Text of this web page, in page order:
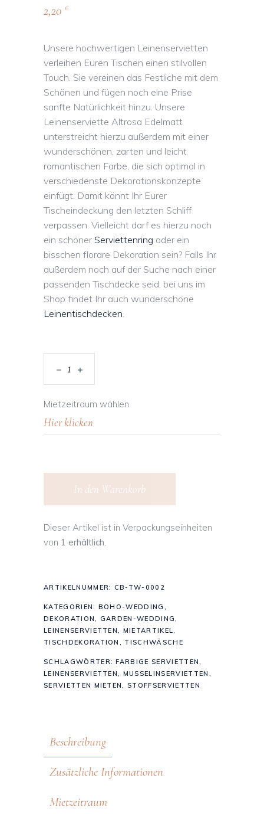
2,20 €
Unsere hochwertigen Leinenservietten
verleihen Euren Tischen einen stilvollen
Touch. Sie vereinen das Festliche mit dem
Schönen und fügen noch eine Prise
sanfte Natürlichkeit hinzu. Unsere
Leinenserviette Altrosa Edelmatt
unterstreicht hierzu außerdem mit einer
wunderschönen, zarten und leicht
romantischen Farbe, die sich optimal in
verschiedenste Dekorationskonzepte
einfügt. Damit könnt Ihr Eurer
Tischeindeckung den letzten Schliff
verpassen. Vielleicht darf es hierzu noch
ein schöner Serviettenring oder ein
bisschen florare Dekoration sein? Falls Ihr
außerdem noch auf der Suche nach einer
passenden Tischdecke seid, bei uns im
Shop findet Ihr auch wunderschöne
Leinentischdecken.
Mietzeitraum wählen
In den Warenkorb
Dieser Artikel ist in Verpackungseinheiten
von 1 erhältlich.
ARTIKELNUMMER: CB-TW-0002
KATEGORIEN: BOHO-WEDDING ,
DEKORATION, GARDEN-WEDDING,
LEINENSERVIETTEN, MIETARTIKEL,
TISCHDEKORATION , TISCHWÄSCHE
SCHLAGWÖRTER:FARBIGE SERVIETTEN,
LEINENSERVIETTEN, MUSSELINSERVIETTEN ,
SERVIETTEN MIETEN, STOFFSERVIETTEN
Beschreibung
Zusätzliche Informationen
Mietzeitraum